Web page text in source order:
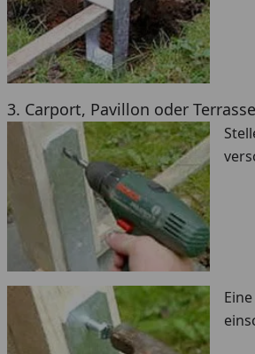
3. Carport, Pavillon oder